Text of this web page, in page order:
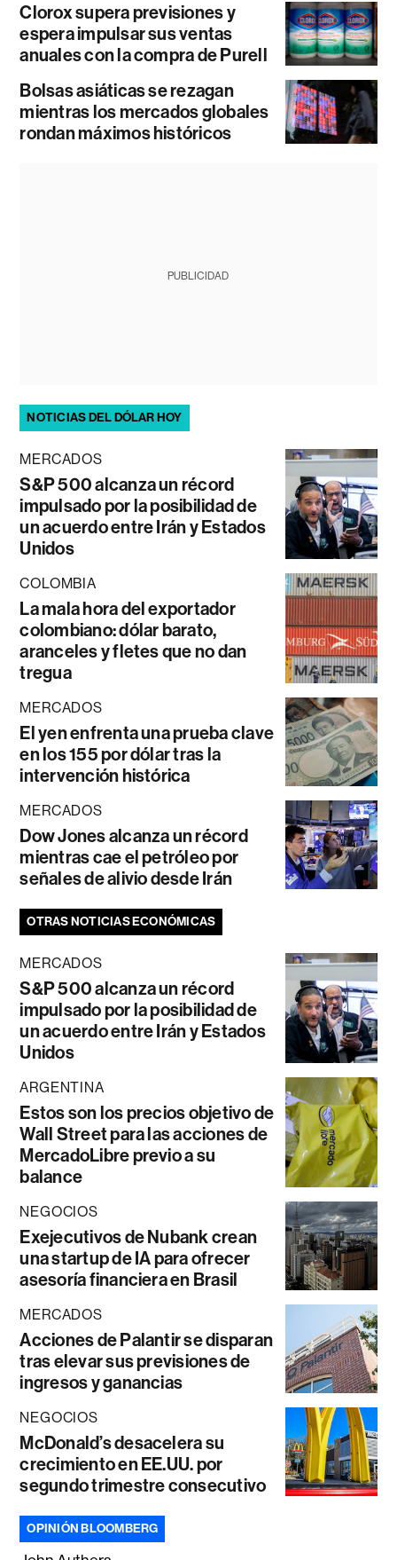
Clorox supera previsiones y
espera impulsar sus ventas
anuales con la compra de Purell
Bolsas asiáticas se rezagan
mientras los mercados globales
rondan máximos históricos
PUBLICIDAD
NOTICIAS DEL DÓLAR HOY
MERCADOS
S&P 500 alcanza un récord
impulsado por la posibilidad de
un acuerdo entre Irán y Estados
Unidos
COLOMBIA
La mala hora del exportador
colombiano: dólar barato,
aranceles y fletes que no dan
tregua
MERCADOS
El yen enfrenta una prueba clave
en los 155 por dólar tras la
intervención histórica
MERCADOS
Dow Jones alcanza un récord
mientras cae el petróleo por
señales de alivio desde Irán
OTRAS NOTICIAS ECONÓMICAS
MERCADOS
S&P 500 alcanza un récord
impulsado por la posibilidad de
un acuerdo entre Irán y Estados
Unidos
ARGENTINA
Estos son los precios objetivo de
Wall Street para las acciones de
MercadoLibre previo a su
balance
NEGOCIOS
Exejecutivos de Nubank crean
una startup de IA para ofrecer
asesoría financiera en Brasil
MERCADOS
Acciones de Palantir se disparan
tras elevar sus previsiones de
ingresos y ganancias
NEGOCIOS
McDonald’s desacelera su
crecimiento en EE.UU. por
segundo trimestre consecutivo
OPINIÓN BLOOMBERG